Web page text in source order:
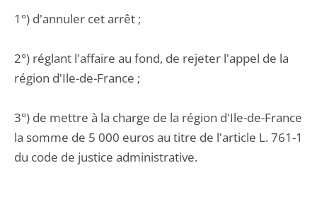
1°) d'annuler cet arrêt ;
2°) réglant l'affaire au fond, de rejeter l'appel de la
région d'Ile-de-France ;
3°) de mettre à la charge de la région d'Ile-de-France
la somme de 5 000 euros au titre de l'article L. 761-1
du code de justice administrative.